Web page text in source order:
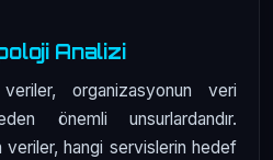
Analizi
organizasyonun veri
önemli unsurlardandır.
hangi servislerin hedef